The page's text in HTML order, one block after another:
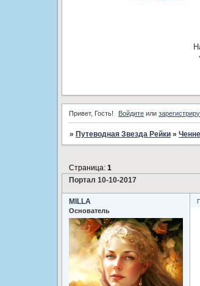
Привет, Гость! Войдите или
» Путеводная Звезда Рейки »
Портал 10-10-2017
Страница: 1
MILLA
Основатель